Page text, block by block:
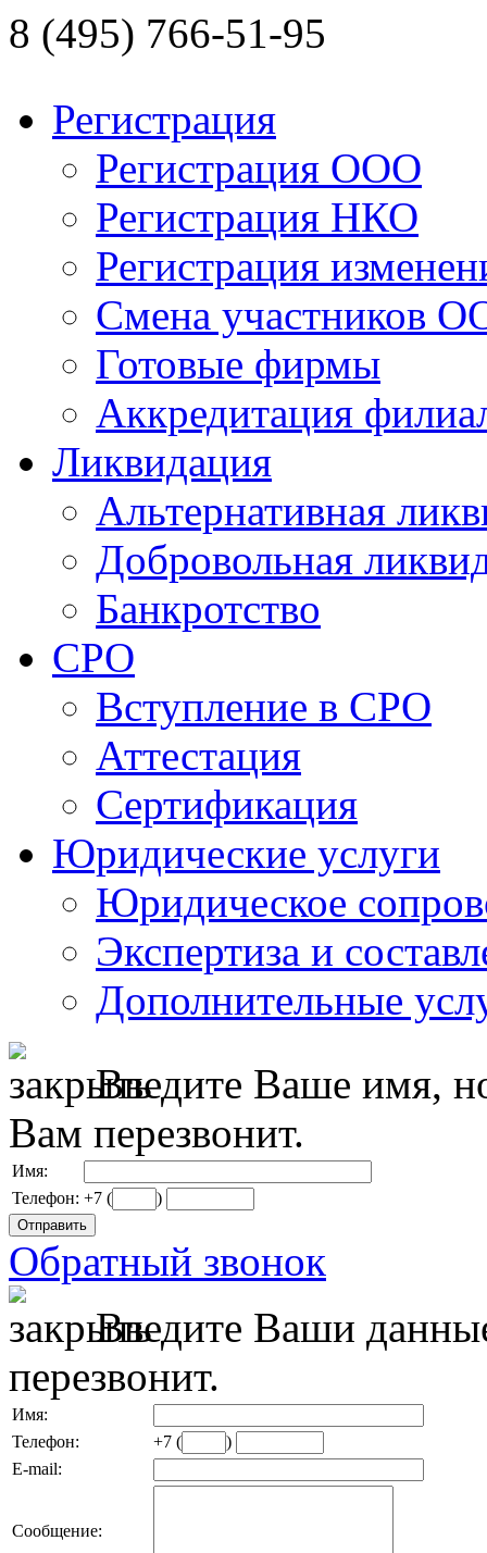
8 (495) 766-51-95
Регистрация
Регистрация ООО
Регистрация НКО
Регистрация
Смена участников
Готовые фирмы
Аккредитация
Ликвидация
Альтернативная
Добровольная
Банкротство
СРО
Вступление в СРО
Аттестация
Сертификация
Юридические услуги
Юридическое
Экспертиза и
Дополнительные
Введите Ваше имя,
Вам перезвонит.
Имя:
Телефон: +7 ( )
Обратный звонок
Введите Ваши
перезвонит.
Имя:
Телефон:
+7 (
)
E-mail:
Сообщение: